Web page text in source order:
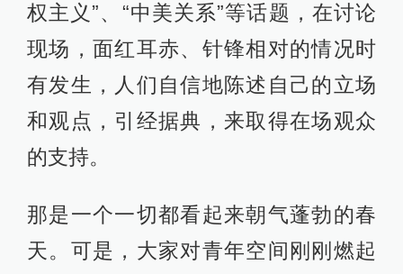
权主义”、“中美关系”等话题，在讨论
现场，面红耳赤、针锋相对的情况时
有发生，人们自信地陈述自己的立场
和观点，引经据典，来取得在场观众
的支持。
那是一个一切都看起来朝气蓬勃的春
天。可是，大家对青年空间刚刚燃起